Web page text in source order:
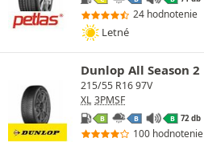
24 hodnotenie
Letné
Dunlop All Season 2
215/55 R16 97V
XL 3PMSF
B B B 72 db
100 hodnotenie